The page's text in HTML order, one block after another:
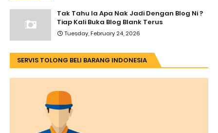
Tak Tahu la Apa Nak Jadi Dengan Blog Ni ?
Tiap Kali Buka Blog Blank Terus
Tuesday, February 24, 2026
SERVIS TOLONG BELI BARANG INDONESIA